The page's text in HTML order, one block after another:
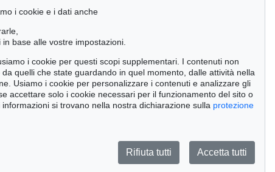
Cimelia
Cerca
i cookie e i dati anche
base alle vostre impostazioni.
i cookie per questi scopi supplementari. I contenuti non
quelli che state guardando in quel momento, dalle attività nella
Usiamo i cookie per personalizzare i contenuti e analizzare gli
accettare solo i cookie necessari per il funzionamento del sito o
si trovano nella nostra dichiarazione sulla protezione
Rifiuta tutti Accetta tutti